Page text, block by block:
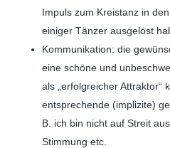
Impuls zum Kreistanz in
einiger Tänzer ausgelöst
Kommunikation: die
eine schöne und
als „erfolgreicher Attraktor“
entsprechende (implizite)
B. ich bin nicht auf Streit
Stimmung etc.